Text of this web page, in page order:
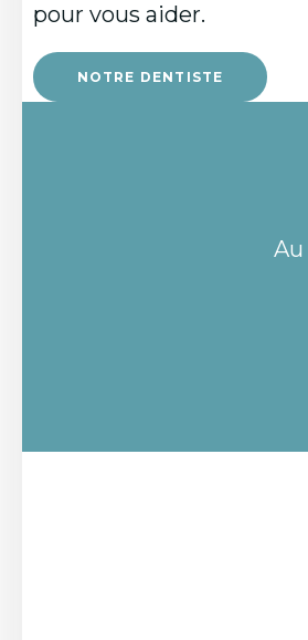
pour vous aider.
NOTRE DENTISTE
Au